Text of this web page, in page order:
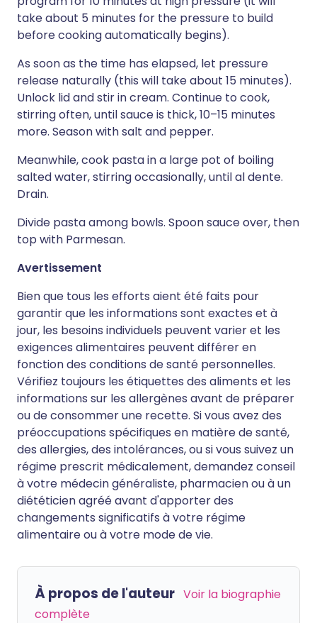
take about 5 minutes for the pressure to build
before cooking automatically begins).
As soon as the time has elapsed, let pressure
release naturally (this will take about 15 minutes).
Unlock lid and stir in cream. Continue to cook,
stirring often, until sauce is thick, 10–15 minutes
more. Season with salt and pepper.
Meanwhile, cook pasta in a large pot of boiling
salted water, stirring occasionally, until al dente.
Drain.
Divide pasta among bowls. Spoon sauce over, then
top with Parmesan.
Avertissement
Bien que tous les efforts aient été faits pour
garantir que les informations sont exactes et à
jour, les besoins individuels peuvent varier et les
exigences alimentaires peuvent différer en
fonction des conditions de santé personnelles.
Vérifiez toujours les étiquettes des aliments et les
informations sur les allergènes avant de préparer
ou de consommer une recette. Si vous avez des
préoccupations spécifiques en matière de santé,
des allergies, des intolérances, ou si vous suivez un
régime prescrit médicalement, demandez conseil
à votre médecin généraliste, pharmacien ou à un
diététicien agréé avant d'apporter des
changements significatifs à votre régime
alimentaire ou à votre mode de vie.
À propos de l'auteur Voir la biographie
complète